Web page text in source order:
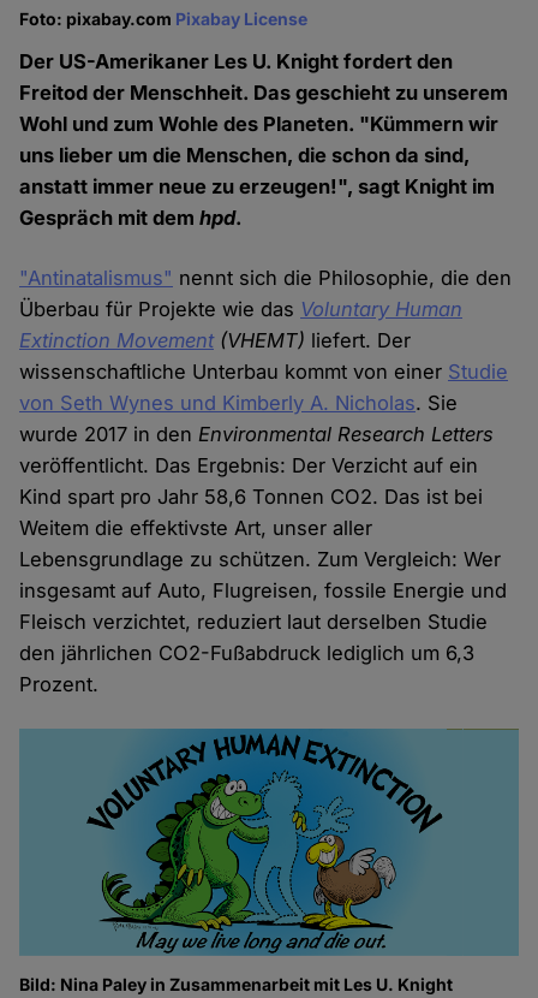
Foto: pixabay.com Pixabay License
Der US-Amerikaner Les U. Knight fordert den
Freitod der Menschheit. Das geschieht zu unserem
Wohl und zum Wohle des Planeten. "Kümmern wir
uns lieber um die Menschen, die schon da sind,
anstatt immer neue zu erzeugen!", sagt Knight im
Gespräch mit demhpd.
"Antinatalismus" nennt sich die Philosophie, die den
Überbau für Projekte wie das Voluntary Human
Extinction Movement(VHEMT) liefert. Der
wissenschaftliche Unterbau kommt von einer Studie
von Seth Wynes und Kimberly A. Nicholas. Sie
wurde 2017 in denEnvironmental Research Letters
veröffentlicht. Das Ergebnis: Der Verzicht auf ein
Kind spart pro Jahr 58,6 Tonnen CO2. Das ist bei
Weitem die effektivste Art, unser aller
Lebensgrundlage zu schützen. Zum Vergleich: Wer
insgesamt auf Auto, Flugreisen, fossile Energie und
Fleisch verzichtet, reduziert laut derselben Studie
den jährlichen CO2-Fußabdruck lediglich um 6,3
Prozent.
Bild: Nina Paley in Zusammenarbeit mit Les U. Knight